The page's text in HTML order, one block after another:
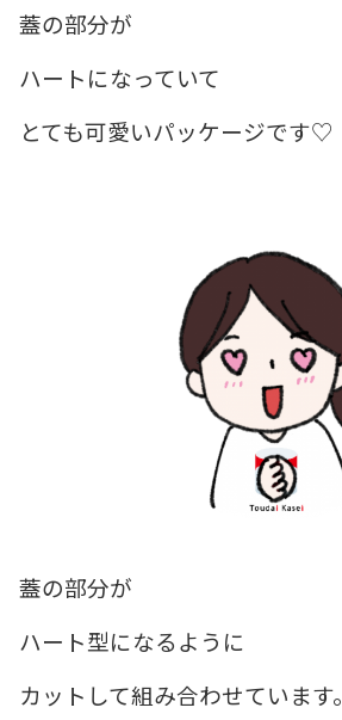
蓋の部分が
ハートになっていて
とても可愛いパッケージです♡
蓋の部分が
ハート型になるように
カットして組み合わせています。